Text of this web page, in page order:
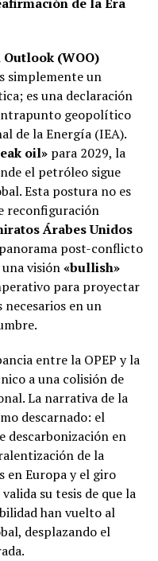
(WOO)
simplemente un
es una declaración
geopolítico
de la Energía (IEA).
oil» para 2029, la
el petróleo sigue
Esta postura no es
reconfiguración
Árabes Unidos
post-conflicto
visión«bullish»
para proyectar
en un
entre la OPEP y la
a una colisión de
La narrativa de la
descarnado: el
descarbonización en
de la
en Europa y el giro
su tesis de que la
han vuelto al
desplazando el